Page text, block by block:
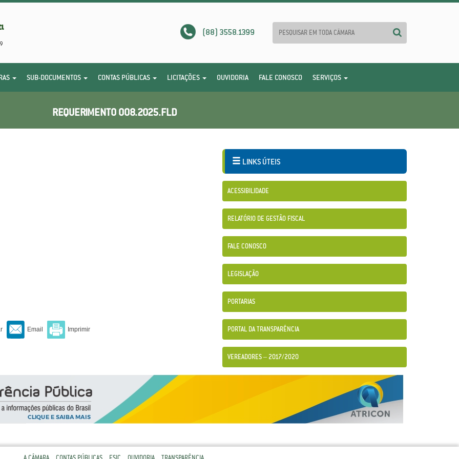
(88) 3558.1399
SUB-DOCUMENTOS CONTAS PÚBLICAS LICITAÇÕES OUVIDORIA FALE CONOSCO SERVIÇOS
REQUERIMENTO 008.2025.FLD
LINKS ÚTEIS
ACESSIBILIDADE
RELATÓRIO DE GESTÃO FISCAL
FALE CONOSCO
LEGISLAÇÃO
PORTARIAS
PORTAL DA TRANSPARÊNCIA
VEREADORES – 2017/2020